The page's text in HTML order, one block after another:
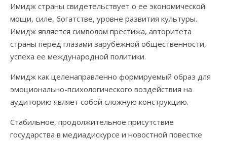
Имидж страны свидетельствует о ее экономической
мощи, силе, богатстве, уровне развития культуры.
Имидж является символом престижа, авторитета
страны перед глазами зарубежной общественности,
успеха ее международной политики.
Имидж как целенаправленно формируемый образ для
эмоционально-психологического воздействия на
аудиторию являет собой сложную конструкцию.
Стабильное, продолжительное присутствие
государства в медиадискурсе и новостной повестке